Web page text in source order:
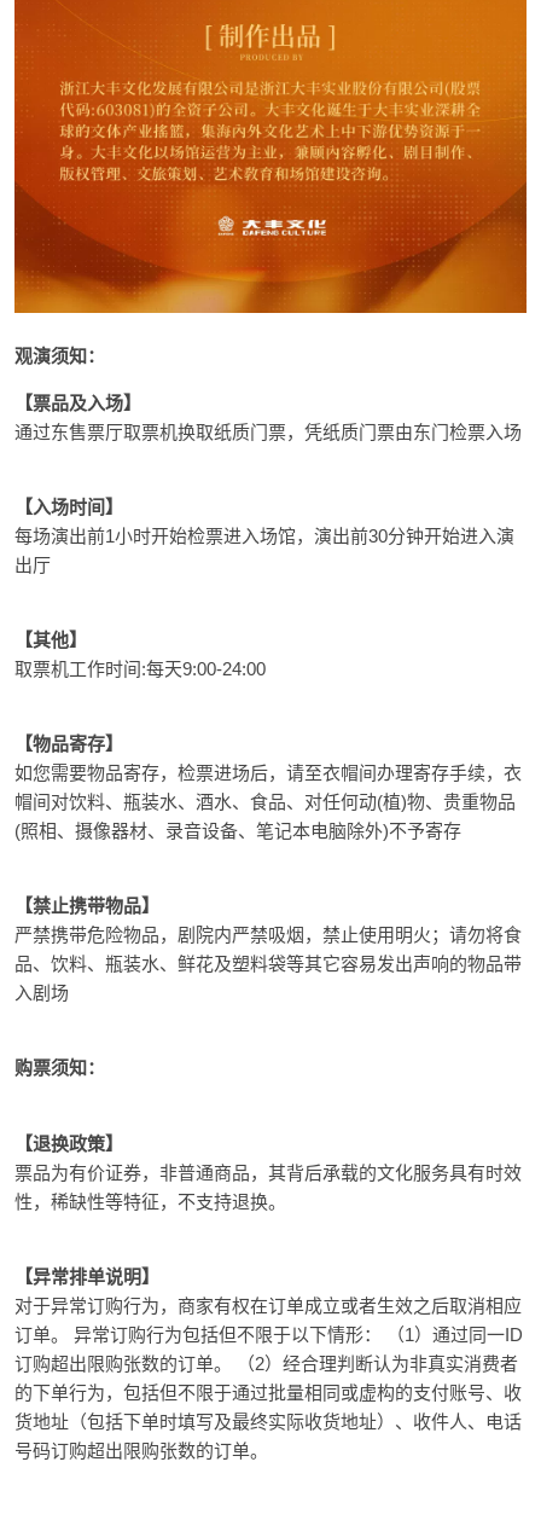
观演须知：
【票品及入场】
通过东售票厅取票机换取纸质门票，凭纸质门票由东门检票入场
【入场时间】
每场演出前1小时开始检票进入场馆，演出前30分钟开始进入演
出厅
【其他】
取票机工作时间:每天9:00-24:00
【物品寄存】
如您需要物品寄存，检票进场后，请至衣帽间办理寄存手续，衣
帽间对饮料、瓶装水、酒水、食品、对任何动(植)物、贵重物品
(照相、摄像器材、录音设备、笔记本电脑除外)不予寄存
【禁止携带物品】
严禁携带危险物品，剧院内严禁吸烟，禁止使用明火；请勿将食
品、饮料、瓶装水、鲜花及塑料袋等其它容易发出声响的物品带
入剧场
购票须知：
【退换政策】
票品为有价证券，非普通商品，其背后承载的文化服务具有时效
性，稀缺性等特征，不支持退换。
【异常排单说明】
对于异常订购行为，商家有权在订单成立或者生效之后取消相应
订单。 异常订购行为包括但不限于以下情形： （1）通过同一ID
订购超出限购张数的订单。 （2）经合理判断认为非真实消费者
的下单行为，包括但不限于通过批量相同或虚构的支付账号、收
货地址（包括下单时填写及最终实际收货地址）、收件人、电话
号码订购超出限购张数的订单。